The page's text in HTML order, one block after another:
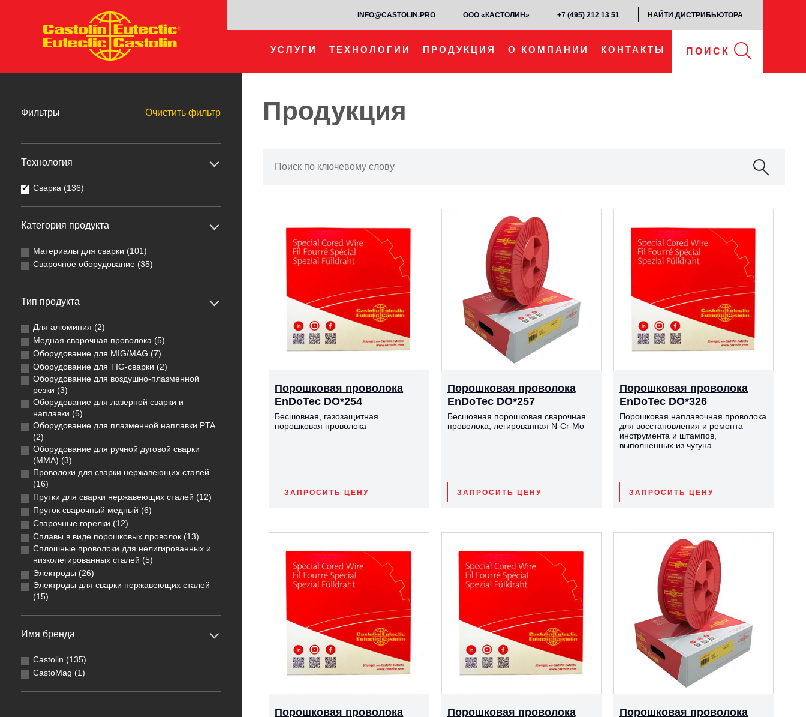
НАЙТИ ДИСТРИБЬЮТОРА
+7 (495) 212 13 51​
ООО «КАСТОЛИН»
INFO@CASTOLIN.PRO
ПОИСК
КОНТАКТЫ
О КОМПАНИИ
ПРОДУКЦИЯ
ТЕХНОЛОГИИ
УСЛУГИ
Фильтры Очистить фильтр
Технология
Сварка (136)
Категория продукта
Материалы для сварки (101)
Сварочное оборудование (35)
Тип продукта
Для алюминия (2)
Медная сварочная проволока (5)
Оборудование для MIG/MAG (7)
Оборудование для TIG-сварки (2)
Оборудование для воздушно-плазменной
резки (3)
Оборудование для лазерной сварки и
наплавки (5)
Оборудование для плазменной наплавки PTA
(2)
Оборудование для ручной дуговой сварки
(MMA) (3)
Проволоки для сварки нержавеющих сталей
(16)
Прутки для сварки нержавеющих сталей (12)
Пруток сварочный медный (6)
Сварочные горелки (12)
Сплавы в виде порошковых проволок (13)
Сплошные проволоки для нелигированных и
низколегированных сталей (5)
Электроды (26)
Электроды для сварки нержавеющих сталей
(15)
Имя бренда
Castolin (135)
CastoMag (1)
Продукция
Порошковая проволока
EnDoTec DO*254
Бесшовная, газозащитная
порошковая проволока
ЗАПРОСИТЬ ЦЕНУ
Порошковая проволока
EnDoTec DO*257
Бесшовная порошковая сварочная
проволока, легированная N-Cr-Mo
ЗАПРОСИТЬ ЦЕНУ
Порошковая проволока
EnDoTec DO*326
Порошковая наплавочная проволока
для восстановления и ремонта
инструмента и штампов,
выполненных из чугуна
ЗАПРОСИТЬ ЦЕНУ
Порошковая проволока
Порошковая проволока
Порошковая проволока